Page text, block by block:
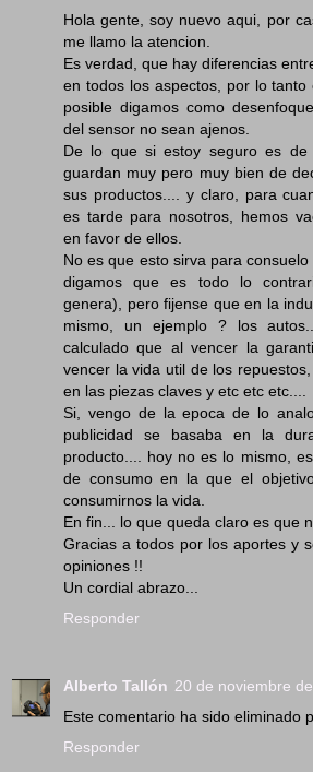
Hola gente, soy nuevo aqui, por
me llamo la atencion.
Es verdad, que hay diferencias
en todos los aspectos, por lo
posible digamos como
del sensor no sean ajenos.
De lo que si estoy seguro es de
guardan muy pero muy bien de
sus productos.... y claro, para
es tarde para nosotros, hemos
en favor de ellos.
No es que esto sirva para
digamos que es todo lo
genera), pero fijense que en la
mismo, un ejemplo ? los
calculado que al vencer la
vencer la vida util de los
en las piezas claves y etc etc etc....
Si, vengo de la epoca de lo
publicidad se basaba en la
producto.... hoy no es lo mismo,
de consumo en la que el
consumirnos la vida.
En fin... lo que queda claro es que
Gracias a todos por los aportes y
opiniones !!
Un cordial abrazo...
Responder
Alberto Tallón 20 de noviembre
Este comentario ha sido eliminado
Responder